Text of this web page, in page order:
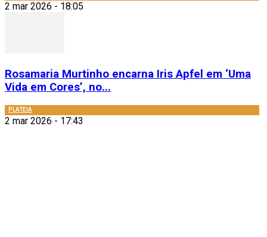
2 mar 2026 - 18:05
Rosamaria Murtinho encarna Iris Apfel em ‘Uma
Vida em Cores’, no...
PLATEIA
2 mar 2026 - 17:43